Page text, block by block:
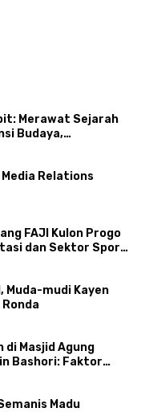
Merawat Sejarah
Budaya,
Media Relations
FAJI Kulon Progo
dan Sektor Sport
Muda-mudi Kayen
di Masjid Agung
Bashori: Faktor
Madu